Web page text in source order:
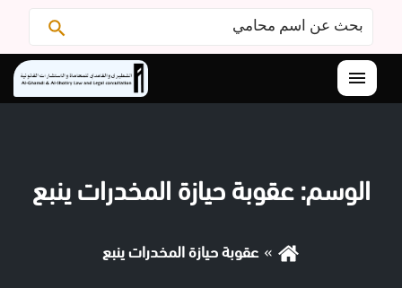
البحث
عن:
القائمة
الوسم:عقوبة حيازة المخدرات ينبع
عقوبة حيازة المخدرات ينبع